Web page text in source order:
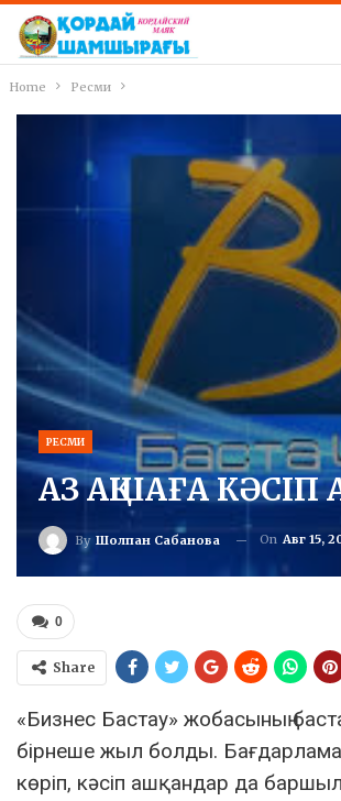
Home Ресми
РЕСМИ
АЗ АҚШАҒА
By Шолпан Сабанова On Авг 15,
0
Share
«Бизнес Бастау» жобасының
бірнеше жыл болды.
көріп, кәсіп ашқандар да